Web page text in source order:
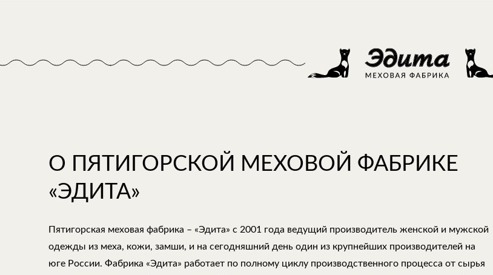
О ПЯТИГОРСКОЙ МЕХОВОЙ ФАБРИКЕ
«ЭДИТА»
Пятигорская меховая фабрика – «Эдита» с 2001 года ведущий производитель женской и мужской
одежды из меха, кожи, замши, и на сегодняшний день один из крупнейших производителей на
юге России. Фабрика «Эдита» работает по полному циклу производственного процесса от сырья